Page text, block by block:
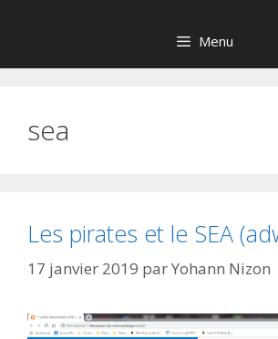
Menu
sea
Les pirates et le SEA
17 janvier 2019 parYohann Nizon